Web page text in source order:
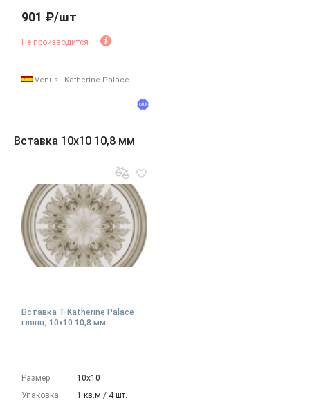
901 ₽/шт
Не производится
Venus - Katherine Palace
Вставка 10x10 10,8 мм
Вставка T-Katherine Palace
глянц, 10x10 10,8 мм
Размер
10х10
Упаковка
1 кв.м./ 4 шт.